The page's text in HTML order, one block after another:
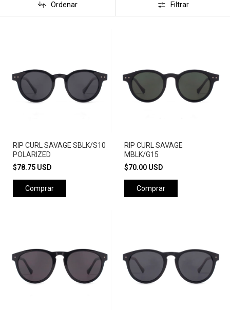
Ordenar Filtrar
RIP CURL SAVAGE SBLK/S10
POLARIZED
$78.75 USD
Comprar
RIP CURL SAVAGE
MBLK/G15
$70.00 USD
Comprar